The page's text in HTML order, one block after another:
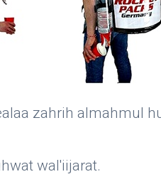
zahrih almahmul
wal'iijarat.